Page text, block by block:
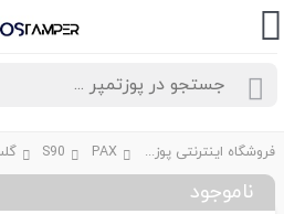
فروشگاه اینترنتی پوزتمپر PAX
S90
ناموجود